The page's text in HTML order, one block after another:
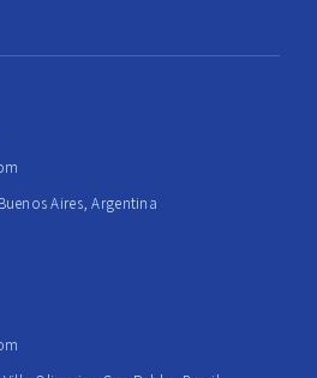
Aires, Argentina